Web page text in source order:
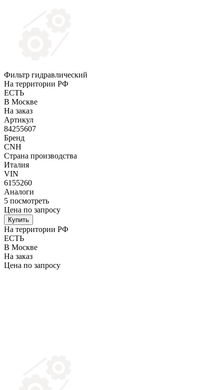
Фильтр гидравлический
На территории РФ
ЕСТЬ
В Москве
На заказ
Артикул
84255607
Бренд
CNH
Страна производства
Италия
VIN
6155260
Аналоги
5 посмотреть
Цена по запросу
Купить
На территории РФ
ЕСТЬ
В Москве
На заказ
Цена по запросу